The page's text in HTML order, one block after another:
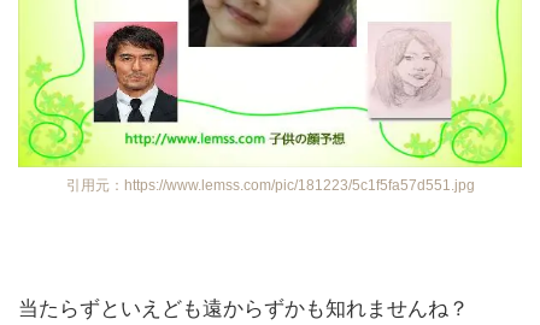
引用元：https://www.lemss.com/pic/181223/5c1f5fa57d551.jpg
当たらずといえども遠からずかも知れませんね？